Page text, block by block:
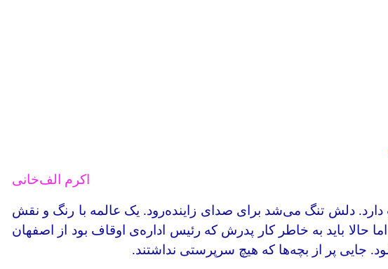
اکرم الف‌خانی
دلش تنگ می‌شد برای صدای زاینده‌رود. یک عالمه با رنگ و نقش
حالا باید به خاطر کار پدرش که رئیس اداره‌ی اوقاف بود از اصفهان
جایی پر از بچه‌ها که هیچ سرپرستی نداشتند.